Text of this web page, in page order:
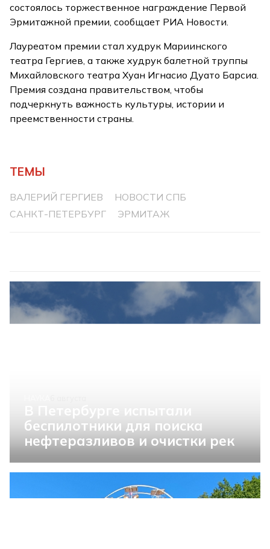
состоялось торжественное награждение Первой
Эрмитажной премии, сообщает РИА Новости.
Лауреатом премии стал худрук Мариинского
театра Гергиев, а также худрук балетной труппы
Михайловского театра Хуан Игнасио Дуато Барсиа.
Премия создана правительством, чтобы
подчеркнуть важность культуры, истории и
преемственности страны.
ТЕМЫ
ВАЛЕРИЙ ГЕРГИЕВ
НОВОСТИ СПБ
САНКТ-ПЕТЕРБУРГ
ЭРМИТАЖ
беспилотники для поиска
нефтеразливов и очистки рек